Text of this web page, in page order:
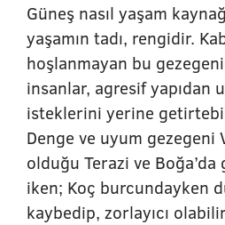
Güneş nasıl yaşam
yaşamın tadı, rengidir.
hoşlanmayan bu
insanlar, agresif yapıdan
isteklerini yerine
Denge ve uyum gezegeni
olduğu Terazi ve
iken; Koç burcundayken
kaybedip, zorlayıcı